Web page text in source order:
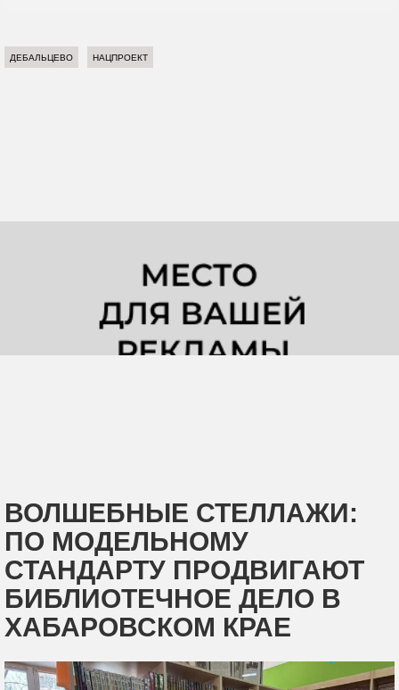
ДЕБАЛЬЦЕВО НАЦПРОЕКТ
ВОЛШЕБНЫЕ СТЕЛЛАЖИ:
ПО МОДЕЛЬНОМУ
СТАНДАРТУ ПРОДВИГАЮТ
БИБЛИОТЕЧНОЕ ДЕЛО В
ХАБАРОВСКОМ КРАЕ